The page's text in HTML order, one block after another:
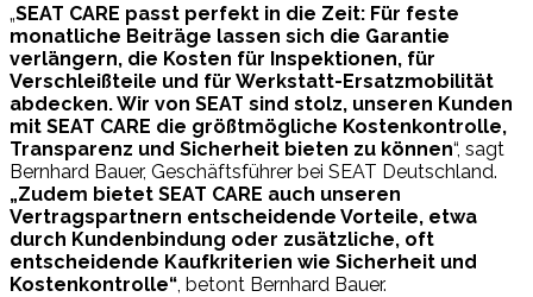
„SEAT CARE passt perfekt in die Zeit: Für feste
monatliche Beiträge lassen sich die Garantie
verlängern, die Kosten für Inspektionen, für
Verschleißteile und für Werkstatt-Ersatzmobilität
abdecken. Wir von SEAT sind stolz, unseren Kunden
mit SEAT CARE die größtmögliche Kostenkontrolle,
Transparenz und Sicherheit bieten zu können“, sagt
Bernhard Bauer, Geschäftsführer bei SEAT Deutschland.
„Zudem bietet SEAT CARE auch unseren
Vertragspartnern entscheidende Vorteile, etwa
durch Kundenbindung oder zusätzliche, oft
entscheidende Kaufkriterien wie Sicherheit und
Kostenkontrolle“ , betont Bernhard Bauer.